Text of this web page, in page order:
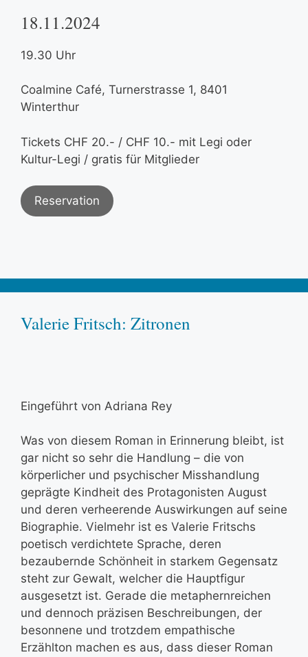
18.11.2024
19.30 Uhr
Coalmine Café, Turnerstrasse 1, 8401
Winterthur
Tickets CHF 20.- / CHF 10.- mit Legi oder
Kultur-Legi / gratis für Mitglieder
Reservation
Valerie Fritsch: Zitronen
Eingeführt von Adriana Rey
Was von diesem Roman in Erinnerung bleibt, ist
gar nicht so sehr die Handlung – die von
körperlicher und psychischer Misshandlung
geprägte Kindheit des Protagonisten August
und deren verheerende Auswirkungen auf seine
Biographie. Vielmehr ist es Valerie Fritschs
poetisch verdichtete Sprache, deren
bezaubernde Schönheit in starkem Gegensatz
steht zur Gewalt, welcher die Hauptfigur
ausgesetzt ist. Gerade die metaphernreichen
und dennoch präzisen Beschreibungen, der
besonnene und trotzdem empathische
Erzählton machen es aus, dass dieser Roman